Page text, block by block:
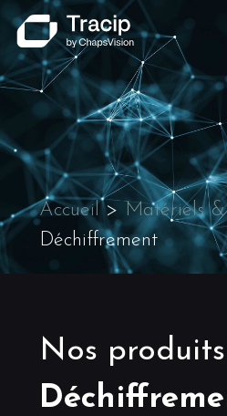
Accueil> Matériels
Déchiffrement
Nos produits